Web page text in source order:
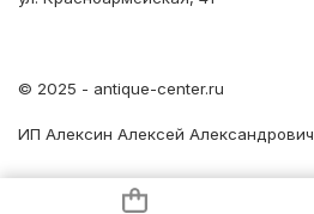
© 2025 - antique-center.ru
ИП Алексин Алексей Александрович